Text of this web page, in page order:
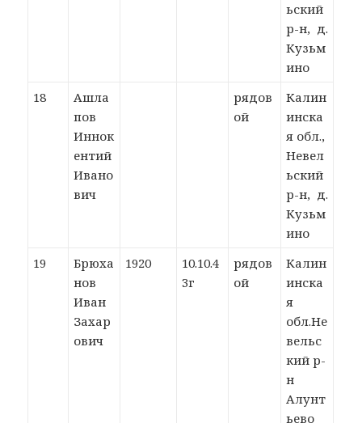
ьский
р-н, д.
Кузьм
ино
18
Ашла
пов
Иннок
ентий
Ивано
вич
рядов
ой
Калин
инска
я обл.,
Невел
ьский
р-н, д.
Кузьм
ино
19
Брюха
нов
Иван
Захар
ович
1920
10.10.4
3г
рядов
ой
Калин
инска
я
обл.Не
вельс
кий р-
н
Алунт
ьево